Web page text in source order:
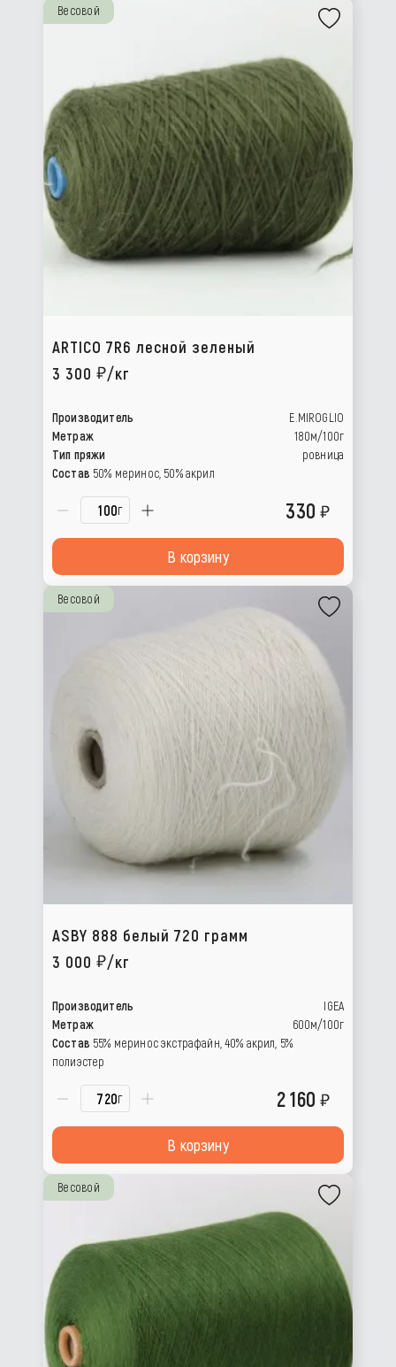
Весовой
ARTICO 7R6 лесной зеленый
3 300
/кг
Производитель
E.MIROGLIO
Метраж
180м/100г
Тип пряжи
ровница
Состав 50% меринос, 50% акрил
г 330
В корзину
Весовой
ASBY 888 белый 720 грамм
3 000
/кг
Производитель
IGEA
Метраж
600м/100г
Состав 55% меринос экстрафайн, 40% акрил, 5%
полиэстер
г 2 160
В корзину
Весовой